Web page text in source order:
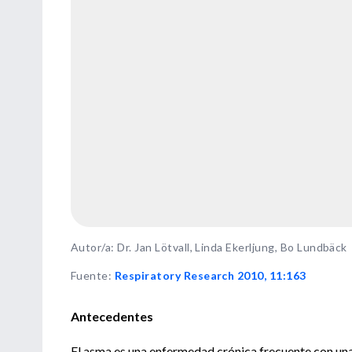
Autor/a: Dr. Jan Lötvall, Linda Ekerljung, Bo Lundbäck
Fuente: Respiratory Research 2010, 11:163
Antecedentes